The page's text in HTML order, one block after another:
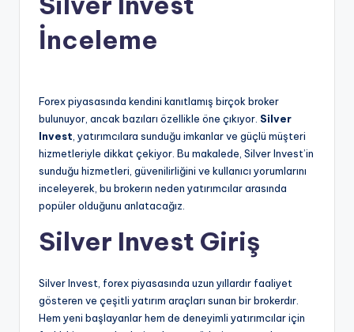
İnceleme
Forex piyasasında kendini kanıtlamış birçok broker
bulunuyor, ancak bazıları özellikle öne çıkıyor. Silver
Invest , yatırımcılara sunduğu imkanlar ve güçlü müşteri
hizmetleriyle dikkat çekiyor. Bu makalede, Silver Invest’in
sunduğu hizmetleri, güvenilirliğini ve kullanıcı yorumlarını
inceleyerek, bu brokerın neden yatırımcılar arasında
popüler olduğunu anlatacağız.
Silver Invest Giriş
Silver Invest, forex piyasasında uzun yıllardır faaliyet
gösteren ve çeşitli yatırım araçları sunan bir brokerdır.
Hem yeni başlayanlar hem de deneyimli yatırımcılar için